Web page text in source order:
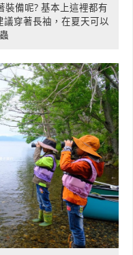
裝備呢? 基本上這裡都有
穿著長袖，在夏天可以